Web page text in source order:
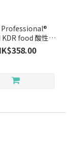
KDR food 酸性消
廚房清潔劑